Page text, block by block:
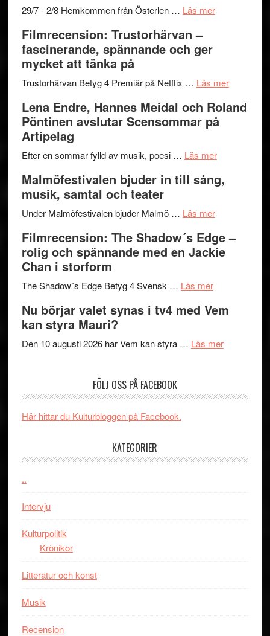
och
Scully
–
och
lättsam
29/7 - 2/8 Hemkommen från Österlen … Läs merom
2026
I
Delvis
genrens
terräng
Filmrecension: Trustorhärvan –
fascinerande, spännande och ger
mycket att tänka på
Trustorhärvan Betyg 4 Premiär på Netflix … Läs merom
på
Lena Endre, Hannes Meidal och Roland
Pöntinen avslutar Scensommar på
Artipelag
Efter en sommar fylld av musik, poesi … Läs merom
Endre,
Roland
Pöntinen
Artipelag
Malmöfestivalen bjuder in till sång,
musik, samtal och teater
Under Malmöfestivalen bjuder Malmö … Läs merom
bjuder
in
samtal
teater
Filmrecension: The Shadow´s Edge –
rolig och spännande med en Jackie
Chan i storform
The Shadow´s Edge Betyg 4 Svensk … Läs merom
The
´s
och
Jackie
Nu börjar valet synas i tv4 med Vem
kan styra Mauri?
Den 10 augusti 2026 har Vem kan styra … Läs merom
synas
Vem
FÖLJ OSS PÅ FACEBOOK
Här hittar du Kulturbloggen på Facebook.
KATEGORIER
..
Intervju
Kulturpolitik
Krönikor
Litteratur och konst
Musik
Recension